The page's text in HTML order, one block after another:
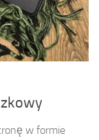
w formie